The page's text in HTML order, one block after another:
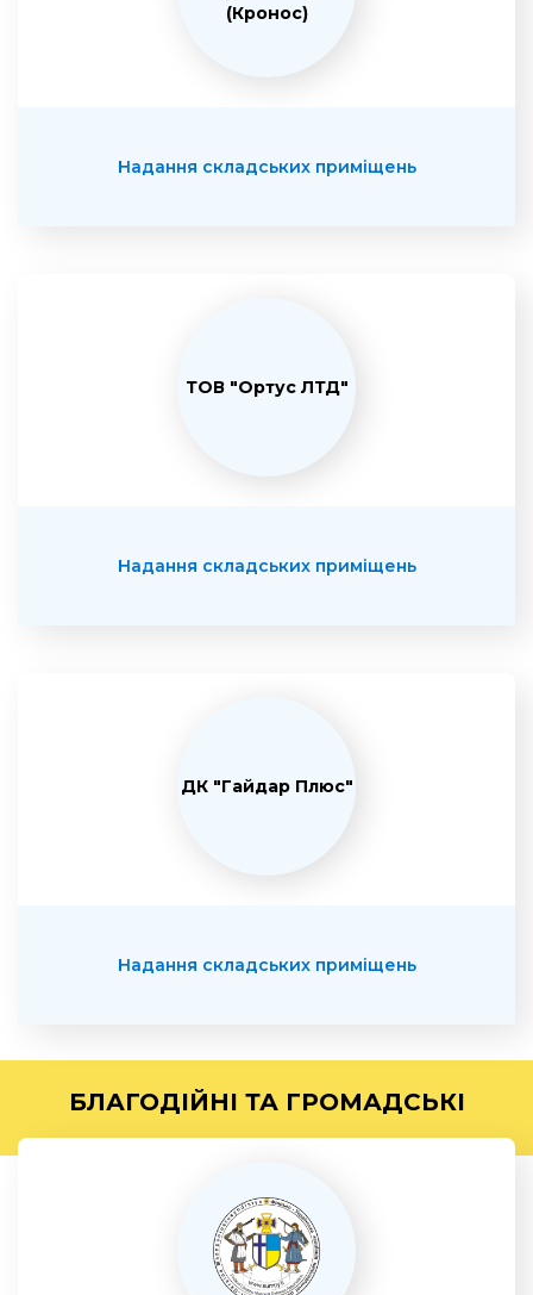
(Кронос)
Надання складських приміщень
ТОВ "Ортус ЛТД"
Надання складських приміщень
ДК "Гайдар Плюс"
Надання складських приміщень
БЛАГОДІЙНІ ТА ГРОМАДСЬКІ